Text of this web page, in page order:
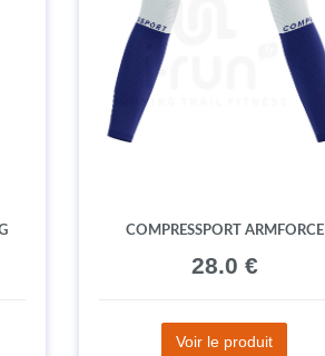
COMPRESSPORT ARMFORCE
28.0 €
Voir le produit